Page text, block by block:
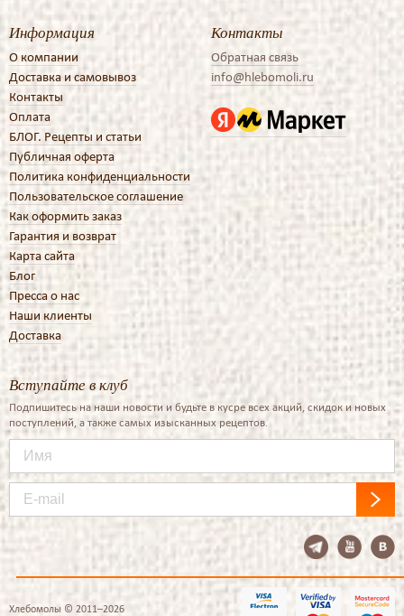
Информация
О компании
Доставка и самовывоз
Контакты
Оплата
БЛОГ. Рецепты и статьи
Публичная оферта
Политика конфиденциальности
Пользовательское соглашение
Как оформить заказ
Гарантия и возврат
Карта сайта
Блог
Пресса о нас
Наши клиенты
Доставка
Контакты
Обратная связь
info@hlebomoli.ru
Вступайте в клуб
Подпишитесь на наши новости и будьте в кусре всех акций, скидок и новых
поступлений, а также самых изысканных рецептов.
Хлебомолы © 2011–2026